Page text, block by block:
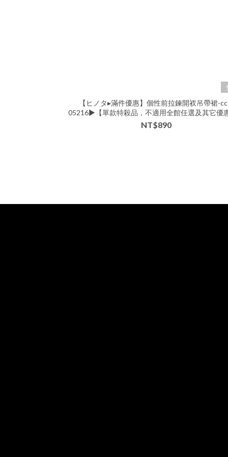
【ヒノタ▸滿件優惠】個性前拉鍊開衩吊帶裙-
05216▶【單款特殺品，不適用全館任選及其它優
適用七日鑑賞服務🙇】
NT$890